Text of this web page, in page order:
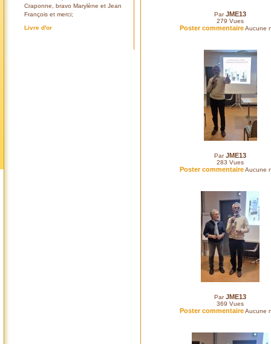
Craponne, bravo Marylène et Jean
François et merci;
Livre d'or
ParJME13
279 Vues
Poster commentaireAucune
ParJME13
283 Vues
Poster commentaireAucune
ParJME13
369 Vues
Poster commentaireAucune